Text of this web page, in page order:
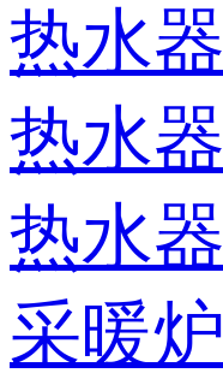
热水器
热水器
热水器
采暖炉